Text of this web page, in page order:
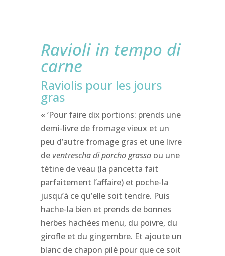
Ravioli in tempo di
carne
Raviolis pour les jours
gras
« ‘Pour faire dix portions: prends une
demi-livre de fromage vieux et un
peu d’autre fromage gras et une livre
deventrescha di porcho grassaou une
tétine de veau (la pancetta fait
parfaitement l’affaire) et poche-la
jusqu’à ce qu’elle soit tendre. Puis
hache-la bien et prends de bonnes
herbes hachées menu, du poivre, du
girofle et du gingembre. Et ajoute un
blanc de chapon pilé pour que ce soit